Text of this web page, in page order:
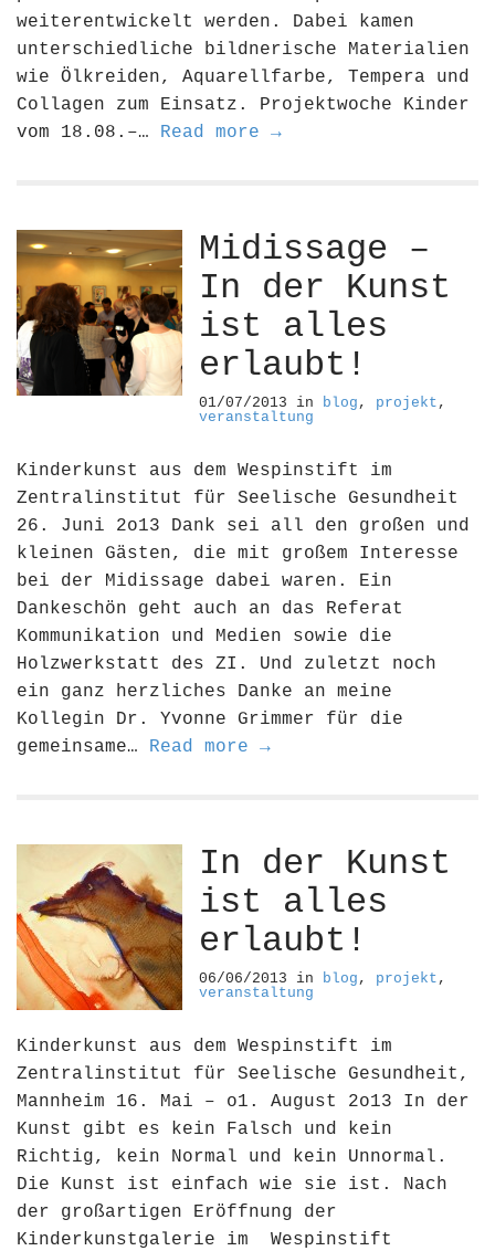
weiterentwickelt werden. Dabei kamen
unterschiedliche bildnerische Materialien
wie Ölkreiden, Aquarellfarbe, Tempera und
Collagen zum Einsatz. Projektwoche Kinder
vom 18.08.–… Read more →
Midissage –
In der Kunst
ist alles
erlaubt!
01/07/2013 in blog , projekt ,
veranstaltung
Kinderkunst aus dem Wespinstift im
Zentralinstitut für Seelische Gesundheit
26. Juni 2o13 Dank sei all den großen und
kleinen Gästen, die mit großem Interesse
bei der Midissage dabei waren. Ein
Dankeschön geht auch an das Referat
Kommunikation und Medien sowie die
Holzwerkstatt des ZI. Und zuletzt noch
ein ganz herzliches Danke an meine
Kollegin Dr. Yvonne Grimmer für die
gemeinsame… Read more →
In der Kunst
ist alles
erlaubt!
06/06/2013 in blog , projekt ,
veranstaltung
Kinderkunst aus dem Wespinstift im
Zentralinstitut für Seelische Gesundheit,
Mannheim 16. Mai – o1. August 2o13 In der
Kunst gibt es kein Falsch und kein
Richtig, kein Normal und kein Unnormal.
Die Kunst ist einfach wie sie ist. Nach
der großartigen Eröffnung der
Kinderkunstgalerie im Wespinstift